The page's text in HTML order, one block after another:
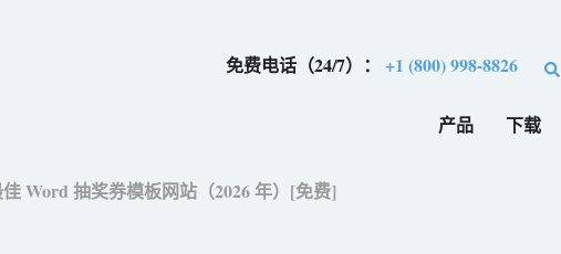
免费电话（24/7）：+1 (800) 998-8826
产品 下载
佳 Word 抽奖券模板网站（2026 年）[免费]